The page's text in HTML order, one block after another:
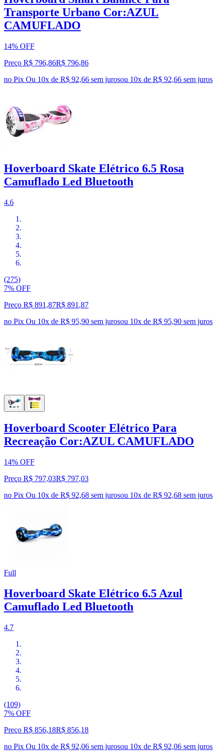
Transporte Urbano Cor:AZUL
CAMUFLADO
14% OFF
Preço R$ 796,86R$ 796,86
no Pix Ou 10x de R$ 92,66 sem jurosou 10x de R$ 92,66 sem juros
Hoverboard Skate Elétrico 6.5 Rosa
Camuflado Led Bluetooth
4.6
(275)
7% OFF
Preço R$ 891,87R$ 891 ,87
no Pix Ou 10x de R$ 95,90 sem jurosou 10x de R$ 95,90 sem juros
Hoverboard Scooter Elétrico Para
Recreação Cor:AZUL CAMUFLADO
14% OFF
Preço R$ 797,03R$ 797,03
no Pix Ou 10x de R$ 92,68 sem jurosou 10x de R$ 92,68 sem juros
Full
Hoverboard Skate Elétrico 6.5 Azul
Camuflado Led Bluetooth
4.7
(109)
7% OFF
Preço R$ 856,18R$ 856,18
no Pix Ou 10x de R$ 92,06 sem jurosou 10x de R$ 92,06 sem juros